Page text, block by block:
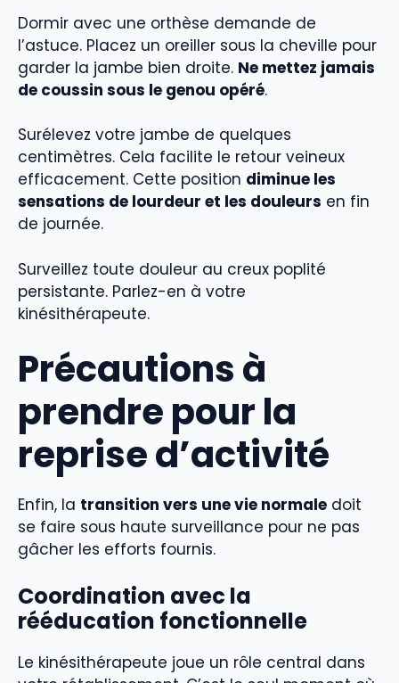
Dormir avec une orthèse demande de
l’astuce. Placez un oreiller sous la cheville pour
garder la jambe bien droite. Ne mettez jamais
de coussin sous le genou opéré.
Surélevez votre jambe de quelques
centimètres. Cela facilite le retour veineux
efficacement. Cette position diminue les
sensations de lourdeur et les douleurs en fin
de journée.
Surveillez toute douleur au creux poplité
persistante. Parlez-en à votre
kinésithérapeute.
Précautions à
prendre pour la
reprise d’activité
Enfin, la transition vers une vie normale doit
se faire sous haute surveillance pour ne pas
gâcher les efforts fournis.
Coordination avec la
rééducation fonctionnelle
Le kinésithérapeute joue un rôle central dans